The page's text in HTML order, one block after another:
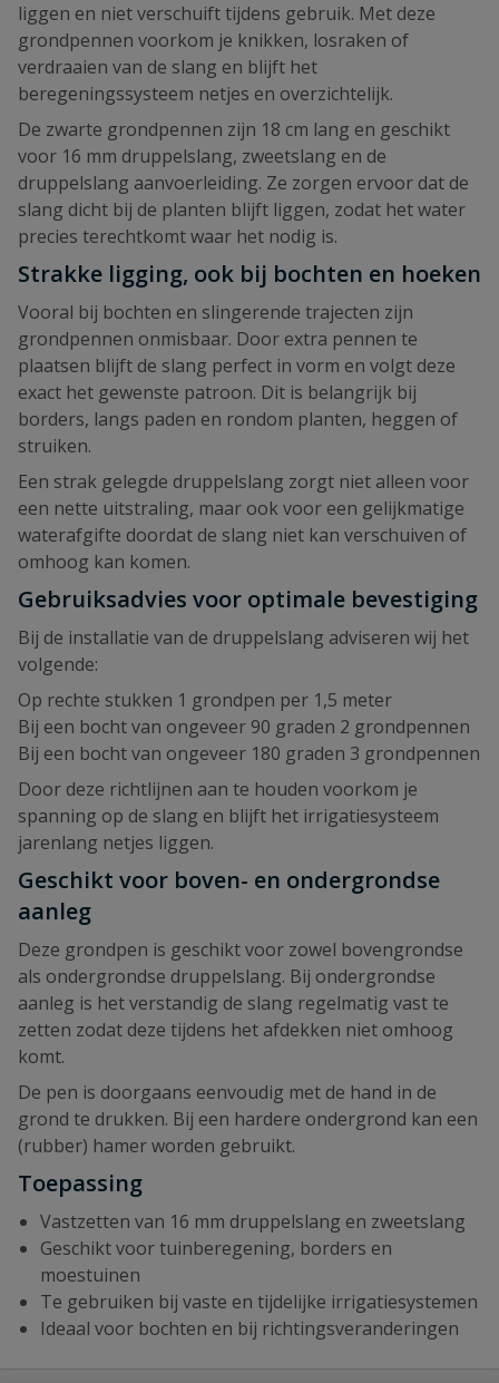
liggen en niet verschuift tijdens gebruik. Met deze
grondpennen voorkom je knikken, losraken of
verdraaien van de slang en blijft het
beregeningssysteem netjes en overzichtelijk.
De zwarte grondpennen zijn 18 cm lang en geschikt
voor 16 mm druppelslang, zweetslang en de
druppelslang aanvoerleiding. Ze zorgen ervoor dat de
slang dicht bij de planten blijft liggen, zodat het water
precies terechtkomt waar het nodig is.
Strakke ligging, ook bij bochten en hoeken
Vooral bij bochten en slingerende trajecten zijn
grondpennen onmisbaar. Door extra pennen te
plaatsen blijft de slang perfect in vorm en volgt deze
exact het gewenste patroon. Dit is belangrijk bij
borders, langs paden en rondom planten, heggen of
struiken.
Een strak gelegde druppelslang zorgt niet alleen voor
een nette uitstraling, maar ook voor een gelijkmatige
waterafgifte doordat de slang niet kan verschuiven of
omhoog kan komen.
Gebruiksadvies voor optimale bevestiging
Bij de installatie van de druppelslang adviseren wij het
volgende:
Op rechte stukken 1 grondpen per 1,5 meter
Bij een bocht van ongeveer 90 graden 2 grondpennen
Bij een bocht van ongeveer 180 graden 3 grondpennen
Door deze richtlijnen aan te houden voorkom je
spanning op de slang en blijft het irrigatiesysteem
jarenlang netjes liggen.
Geschikt voor boven- en ondergrondse
aanleg
Deze grondpen is geschikt voor zowel bovengrondse
als ondergrondse druppelslang. Bij ondergrondse
aanleg is het verstandig de slang regelmatig vast te
zetten zodat deze tijdens het afdekken niet omhoog
komt.
De pen is doorgaans eenvoudig met de hand in de
grond te drukken. Bij een hardere ondergrond kan een
(rubber) hamer worden gebruikt.
Toepassing
Vastzetten van 16 mm druppelslang en zweetslang
Geschikt voor tuinberegening, borders en
moestuinen
Te gebruiken bij vaste en tijdelijke irrigatiesystemen
Ideaal voor bochten en bij richtingsveranderingen